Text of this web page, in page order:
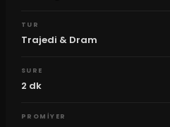
TUR
Trajedi & Dram
SURE
2 dk
PROMIYER